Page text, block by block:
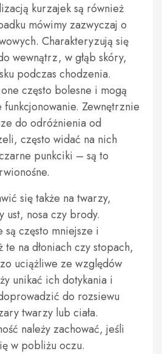
kurzajek są również
mówimy zazwyczaj o
Charakteryzują się
wewnątrz, w głąb skóry,
podczas chodzenia.
często bolesne i mogą
Zewnętrznie
do odróżnienia od
często widać na nich
punkciki – są to
się także na twarzy,
ust, nosa czy brody.
często mniejsze i
te na dłoniach czy stopach,
uciążliwe ze względów
unikać ich dotykania i
do rozsiewu
twarzy lub ciała.
należy zachować, jeśli
w pobliżu oczu.